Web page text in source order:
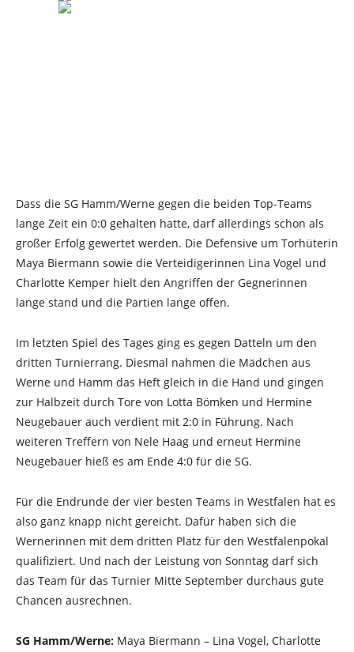
Dass die SG Hamm/Werne gegen die beiden Top-Teams
lange Zeit ein 0:0 gehalten hatte, darf allerdings schon als
großer Erfolg gewertet werden. Die Defensive um Torhüterin
Maya Biermann sowie die Verteidigerinnen Lina Vogel und
Charlotte Kemper hielt den Angriffen der Gegnerinnen
lange stand und die Partien lange offen.
Im letzten Spiel des Tages ging es gegen Datteln um den
dritten Turnierrang. Diesmal nahmen die Mädchen aus
Werne und Hamm das Heft gleich in die Hand und gingen
zur Halbzeit durch Tore von Lotta Bömken und Hermine
Neugebauer auch verdient mit 2:0 in Führung. Nach
weiteren Treffern von Nele Haag und erneut Hermine
Neugebauer hieß es am Ende 4:0 für die SG.
Für die Endrunde der vier besten Teams in Westfalen hat es
also ganz knapp nicht gereicht. Dafür haben sich die
Wernerinnen mit dem dritten Platz für den Westfalenpokal
qualifiziert. Und nach der Leistung von Sonntag darf sich
das Team für das Turnier Mitte September durchaus gute
Chancen ausrechnen.
SG Hamm/Werne: Maya Biermann – Lina Vogel, Charlotte